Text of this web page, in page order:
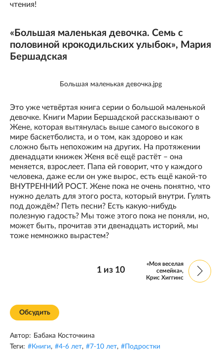
чтения!
«Большая маленькая девочка. Семь с
половиной крокодильских улыбок», Мария
Бершадская
Большая маленькая девочка.jpg
Это уже четвёртая книга серии о большой маленькой
девочке. Книги Марии Бершадской рассказывают о
Жене, которая вытянулась выше самого высокого в
мире баскетболиста, и о том, как здорово и как
сложно быть непохожим на других. На протяжении
двенадцати книжек Женя всё ещё растёт – она
меняется, взрослеет. Папа ей говорит, что у каждого
человека, даже если он уже вырос, есть ещё какой-то
ВНУТРЕННИЙ РОСТ. Жене пока не очень понятно, что
нужно делать для этого роста, который внутри. Гулять
под дождём? Петь песни? Есть какую-нибудь
полезную гадость? Мы тоже этого пока не поняли, но,
может быть, прочитав эти двенадцать историй, мы
тоже немножко вырастем?
1из 10
«Моя веселая
семейка»,
Крис Хиггинс
Обсудить
Автор: Бабака Косточкина
Теги: #Книги, #4-6 лет, #7-10 лет, # Подростки